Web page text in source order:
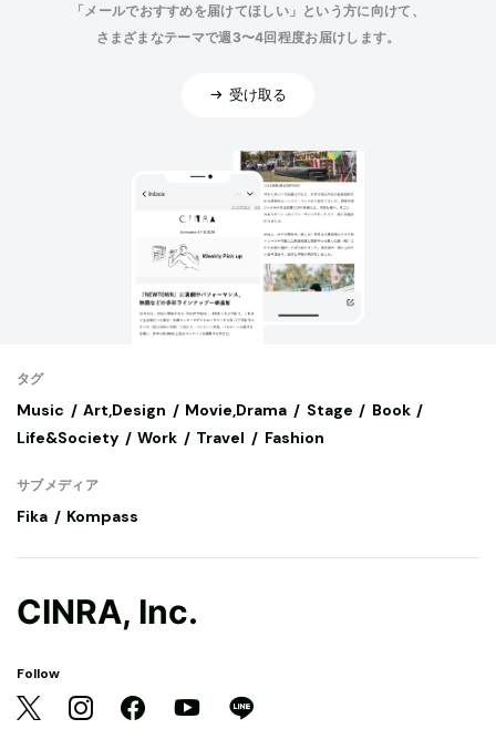
「メールでおすすめを届けてほしい」という方に向けて、
さまざまなテーマで週3〜4回程度お届けします。
受け取る
タグ
Music Art,Design Movie,Drama Stage
Book
Life&Society
Work Travel Fashion
サブメディア
Fika Kompass
CINRA, Inc.
Follow